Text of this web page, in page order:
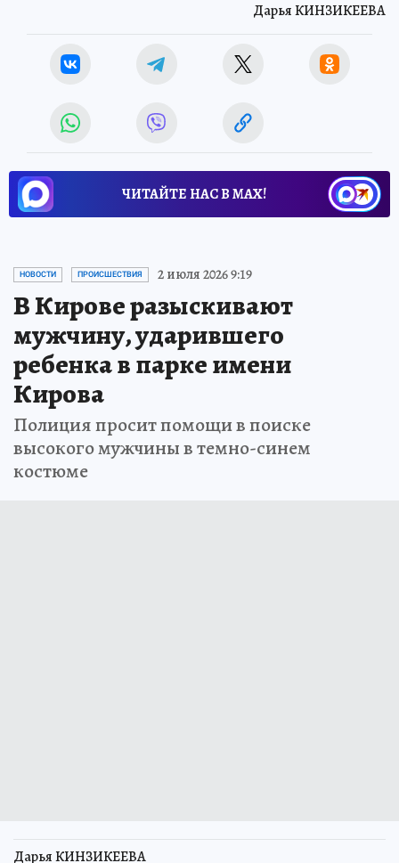
Дарья КИНЗИКЕЕВА
ЧИТАЙТЕ НАС В МАХ!
НОВОСТИ ПРОИСШЕСТВИЯ 2 июля 2026 9:19
В Кирове разыскивают
мужчину, ударившего
ребенка в парке имени
Кирова
Полиция просит помощи в поиске
высокого мужчины в темно-синем
костюме
Дарья КИНЗИКЕЕВА